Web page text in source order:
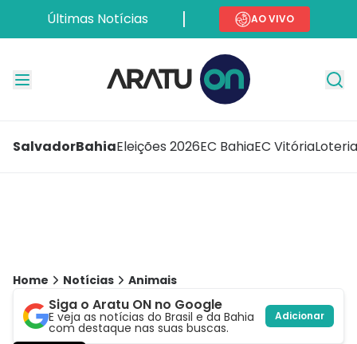
Últimas Notícias AO VIVO
SalvadorBahiaEleições 2026EC BahiaEC Vitória
Home Notícias Animais
Siga o Aratu ON no Google
E veja as notícias do Brasil e da Bahia
com destaque nas suas buscas.
Adicionar